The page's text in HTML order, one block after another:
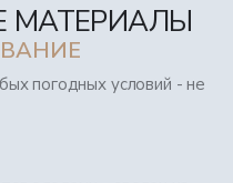
МАТЕРИАЛЫ
погодных условий - не